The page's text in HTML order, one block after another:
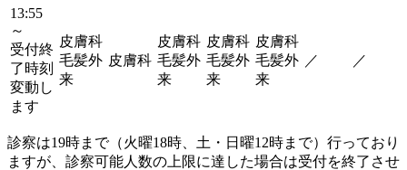
13:55
～
受付終
了時刻
変動し
ます
皮膚科
毛髪外
来
皮膚科
皮膚科
毛髪外
来
皮膚科
毛髪外
来
皮膚科
毛髪外
来
／ ／
診察は19時まで（火曜18時、土・日曜12時まで）行っており
ますが、診察可能人数の上限に達した場合は受付を終了させ